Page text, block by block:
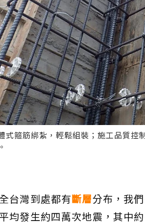
箍筋綁紮，輕鬆組裝；施工品質控
全台灣到處都有斷層分布，我
均發生約四萬次地震，其中